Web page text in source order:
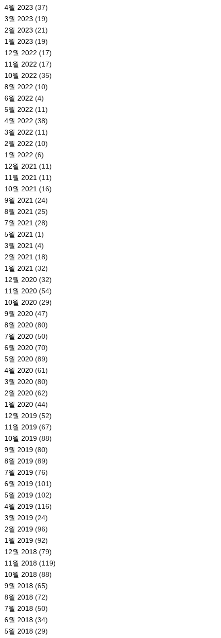
4월 2023 (37)
3월 2023 (19)
2월 2023 (21)
1월 2023 (19)
12월 2022 (17)
11월 2022 (17)
10월 2022 (35)
8월 2022 (10)
6월 2022 (4)
5월 2022 (11)
4월 2022 (38)
3월 2022 (11)
2월 2022 (10)
1월 2022 (6)
12월 2021 (11)
11월 2021 (11)
10월 2021 (16)
9월 2021 (24)
8월 2021 (25)
7월 2021 (28)
5월 2021 (1)
3월 2021 (4)
2월 2021 (18)
1월 2021 (32)
12월 2020(32)
11월 2020(54)
10월 2020(29)
9월 2020(47)
8월 2020(80)
7월 2020(50)
6월 2020(70)
5월 2020(89)
4월 2020(61)
3월 2020(80)
2월 2020(62)
1월 2020(44)
12월 2019(52)
11월 2019(67)
10월 2019(88)
9월 2019(80)
8월 2019(89)
7월 2019(76)
6월 2019(101)
5월 2019(102)
4월 2019(116)
3월 2019(24)
2월 2019(96)
1월 2019(92)
12월 2018(79)
11월 2018(119)
10월 2018(88)
9월 2018(65)
8월 2018(72)
7월 2018(50)
6월 2018(34)
5월 2018(29)